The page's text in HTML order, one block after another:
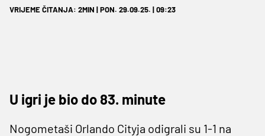
VRIJEME ČITANJA: 2MIN | PON. 29.09.25. | 09:23
U igri je bio do 83. minute
Nogometaši Orlando Cityja odigrali su 1-1 na